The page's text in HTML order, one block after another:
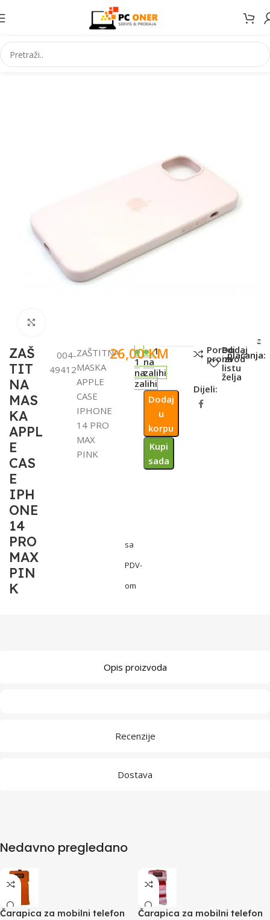
Početna Elektronika Mobiteli Maske za mobitele i dodaci
ZAŠ
TIT
NA
MAS
KA
APPL
E
CAS
E
IPH
ONE
14
PRO
MAX
PIN
K
004-
49412
ZAŠTITNA
MASKA
APPLE
CASE
IPHONE
14 PRO
MAX
PINK
26,00KM
sa
PDV-
om
1
na
zalihi
1
na
zalihi
Dodaj
u
korpu
Kupi
sada
Poredi
proizvod
Dodaj
na
listu
želja
Dijeli:
Metode
plaćanja:
Opis proizvoda
Recenzije
Dostava
Nedavno pregledano
Čarapica za mobilni telefon
Čarapica za mobilni telefon